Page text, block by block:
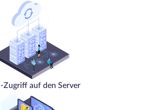
Zugriff auf den Server